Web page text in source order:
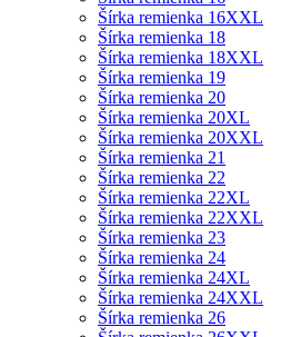
Šírka remienka 16XXL
Šírka remienka 18
Šírka remienka 18XXL
Šírka remienka 19
Šírka remienka 20
Šírka remienka 20XL
Šírka remienka 20XXL
Šírka remienka 21
Šírka remienka 22
Šírka remienka 22XL
Šírka remienka 22XXL
Šírka remienka 23
Šírka remienka 24
Šírka remienka 24XL
Šírka remienka 24XXL
Šírka remienka 26